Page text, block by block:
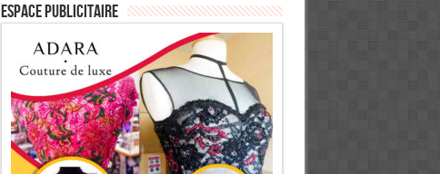
ESPACE PUBLICITAIRE